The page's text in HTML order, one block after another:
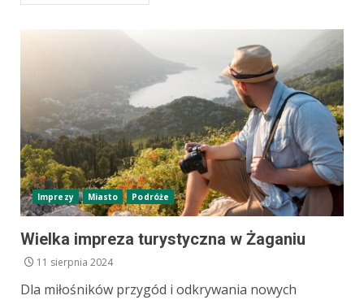
Imprezy Miasto Podróże
Wielka impreza turystyczna w Żaganiu
11 sierpnia 2024
Dla miłośników przygód i odkrywania nowych